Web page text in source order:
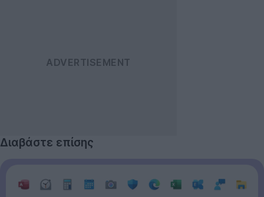
Διαβάστε επίσης